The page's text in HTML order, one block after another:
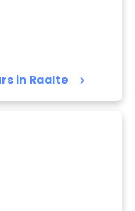
in Raalte keyboard_arrow_right